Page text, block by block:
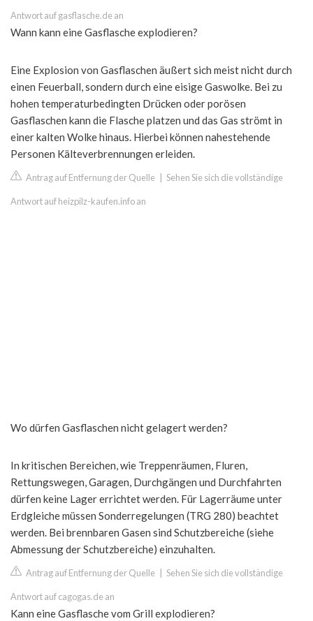
Antwort auf gasflasche.de an
Wann kann eine Gasflasche explodieren?
Eine Explosion von Gasflaschen äußert sich meist nicht durch
einen Feuerball, sondern durch eine eisige Gaswolke. Bei zu
hohen temperaturbedingten Drücken oder porösen
Gasflaschen kann die Flasche platzen und das Gas strömt in
einer kalten Wolke hinaus. Hierbei können nahestehende
Personen Kälteverbrennungen erleiden.
Antrag auf Entfernung der Quelle Sehen Sie sich die vollständige
Antwort auf heizpilz-kaufen.info an
Wo dürfen Gasflaschen nicht gelagert werden?
In kritischen Bereichen, wie Treppenräumen, Fluren,
Rettungswegen, Garagen, Durchgängen und Durchfahrten
dürfen keine Lager errichtet werden. Für Lagerräume unter
Erdgleiche müssen Sonderregelungen (TRG 280) beachtet
werden. Bei brennbaren Gasen sind Schutzbereiche (siehe
Abmessung der Schutzbereiche) einzuhalten.
Antrag auf Entfernung der Quelle Sehen Sie sich die vollständige
Antwort auf cagogas.de an
Kann eine Gasflasche vom Grill explodieren?